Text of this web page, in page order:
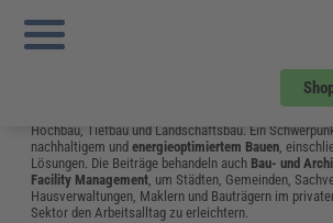
Sie sind hier:
Instandhaltung
Bau und
Vom Neubau bis hin zum Umgang mit Bauschäden:
Hochbau, Tiefbau und Landschaftsbau. Ein
nachhaltigem undenergieoptimiertem Bauen,
Lösungen. Die Beiträge behandeln auch Bau- und
Facility Management, um Städten, Gemeinden,
Hausverwaltungen, Maklern und Bauträgern im
Sektor den Arbeitsalltag zu erleichtern.